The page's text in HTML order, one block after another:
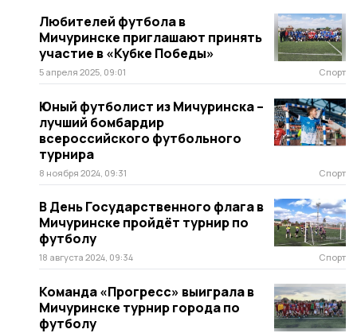
Любителей футбола в
Мичуринске приглашают принять
участие в «Кубке Победы»
5 апреля 2025, 09:01 Спорт
Юный футболист из Мичуринска –
лучший бомбардир
всероссийского футбольного
турнира
8 ноября 2024, 09:31 Спорт
В День Государственного флага в
Мичуринске пройдёт турнир по
футболу
18 августа 2024, 09:34 Спорт
Команда «Прогресс» выиграла в
Мичуринске турнир города по
футболу